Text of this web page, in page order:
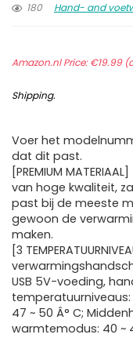
180
Hand- and
Amazon.nl Price:€19.99
Shipping.
Voer het
dat dit past.
[PREMIUM
van hoge kwaliteit,
past bij de meeste
gewoon de
maken.
[3
USB 5V-voeding,
47 ~ 50 Â° C;
warmtemodus: 40 ~